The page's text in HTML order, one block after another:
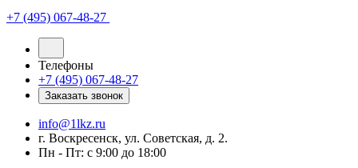
+7 (495) 067-48-27
Телефоны
+7 (495) 067-48-27
Заказать звонок
info@1lkz.ru
г. Воскресенск, ул. Советская, д. 2.
Пн - Пт: с 9:00 до 18:00